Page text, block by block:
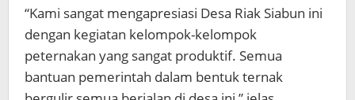
“Kami sangat mengapresiasi Desa Riak Siabun ini
dengan kegiatan kelompok-kelompok
peternakan yang sangat produktif. Semua
bantuan pemerintah dalam bentuk ternak